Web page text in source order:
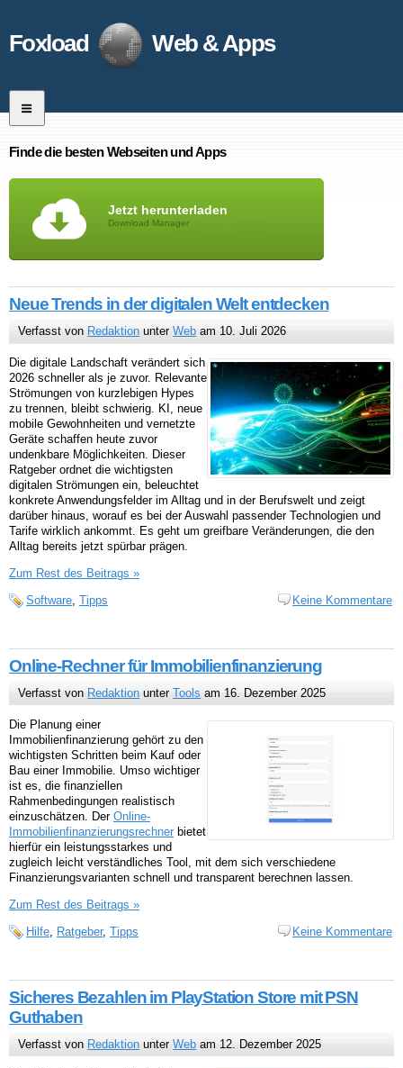
Foxload Web & Apps
Finde die besten Webseiten und Apps
Jetzt herunterladen
Download Manager
Neue Trends in der digitalen Welt entdecken
Verfasst von Redaktion unterWeb am 10. Juli 2026
Die digitale Landschaft verändert sich
2026 schneller als je zuvor. Relevante
Strömungen von kurzlebigen Hypes
zu trennen, bleibt schwierig. KI, neue
mobile Gewohnheiten und vernetzte
Geräte schaffen heute zuvor
undenkbare Möglichkeiten. Dieser
Ratgeber ordnet die wichtigsten
digitalen Strömungen ein, beleuchtet
konkrete Anwendungsfelder im Alltag und in der Berufswelt und zeigt
darüber hinaus, worauf es bei der Auswahl passender Technologien und
Tarife wirklich ankommt. Es geht um greifbare Veränderungen, die den
Alltag bereits jetzt spürbar prägen.
Zum Rest des Beitrags »
Software Tipps Keine Kommentare
Online-Rechner für Immobilienfinanzierung
Verfasst von Redaktion unterTools am 16. Dezember 2025
Die Planung einer
Immobilienfinanzierung gehört zu den
wichtigsten Schritten beim Kauf oder
Bau einer Immobilie. Umso wichtiger
ist es, die finanziellen
Rahmenbedingungen realistisch
einzuschätzen. Der Online-
Immobilienfinanzierungsrechner bietet
hierfür ein leistungsstarkes und
zugleich leicht verständliches Tool, mit dem sich verschiedene
Finanzierungsvarianten schnell und transparent berechnen lassen.
Zum Rest des Beitrags »
Hilfe
Ratgeber, Tipps Keine Kommentare
Sicheres Bezahlen im PlayStation Store mit PSN
Guthaben
Verfasst von Redaktion unterWeb am 12. Dezember 2025